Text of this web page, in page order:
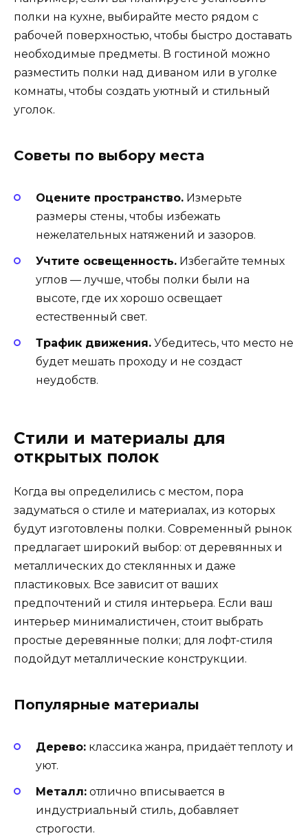
полки на кухне, выбирайте место рядом с
рабочей поверхностью, чтобы быстро доставать
необходимые предметы. В гостиной можно
разместить полки над диваном или в уголке
комнаты, чтобы создать уютный и стильный
уголок.
Советы по выбору места
Оцените пространство. Измерьте
размеры стены, чтобы избежать
нежелательных натяжений и зазоров.
Учтите освещенность. Избегайте темных
углов — лучше, чтобы полки были на
высоте, где их хорошо освещает
естественный свет.
Трафик движения. Убедитесь, что место не
будет мешать проходу и не создаст
неудобств.
Стили и материалы для
открытых полок
Когда вы определились с местом, пора
задуматься о стиле и материалах, из которых
будут изготовлены полки. Современный рынок
предлагает широкий выбор: от деревянных и
металлических до стеклянных и даже
пластиковых. Все зависит от ваших
предпочтений и стиля интерьера. Если ваш
интерьер минималистичен, стоит выбрать
простые деревянные полки; для лофт-стиля
подойдут металлические конструкции.
Популярные материалы
Дерево: классика жанра, придаёт теплоту и
уют.
Металл: отлично вписывается в
индустриальный стиль, добавляет
строгости.